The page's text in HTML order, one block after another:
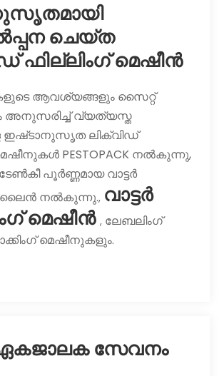
ചെയ്ത
ഫില്ലിംഗ് മെഷീൻ
ആവശ്യങ്ങളും സൈറ്റ്
വ്യത്യസ്ത
ഇഷ്‌ടാനുസൃത ലിക്വിഡ്
PESTOPACK നൽകുന്നു,
പൂർണ്ണമായ വാട്ടർ
ലൈൻ നൽകുന്നു., വാട്ടർ
മെഷീൻ , ലേബലിംഗ്
മെഷീനുകളും.
ഏകജാലക സേവനം